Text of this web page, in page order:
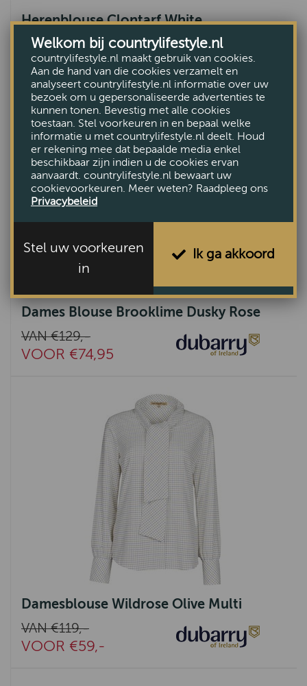
Herenblouse Clontarf White
€129,-
Dames Blouse Brooklime Dusky Rose
VAN €129,-
VOOR €74,95
Damesblouse Wildrose Olive Multi
VAN €119,-
VOOR €59,-
Welkom bij countrylifestyle.nl
countrylifestyle.nl maakt gebruik van cookies.
Aan de hand van die cookies verzamelt en
analyseert countrylifestyle.nl informatie over uw
bezoek om u gepersonaliseerde advertenties te
kunnen tonen. Bevestig met alle cookies
toestaan. Stel voorkeuren in en bepaal welke
informatie u met countrylifestyle.nl deelt. Houd
er rekening mee dat bepaalde media enkel
beschikbaar zijn indien u de cookies ervan
aanvaardt. countrylifestyle.nl bewaart uw
cookievoorkeuren. Meer weten? Raadpleeg ons
Privacybeleid
Stel uw voorkeuren
in
Ik ga akkoord